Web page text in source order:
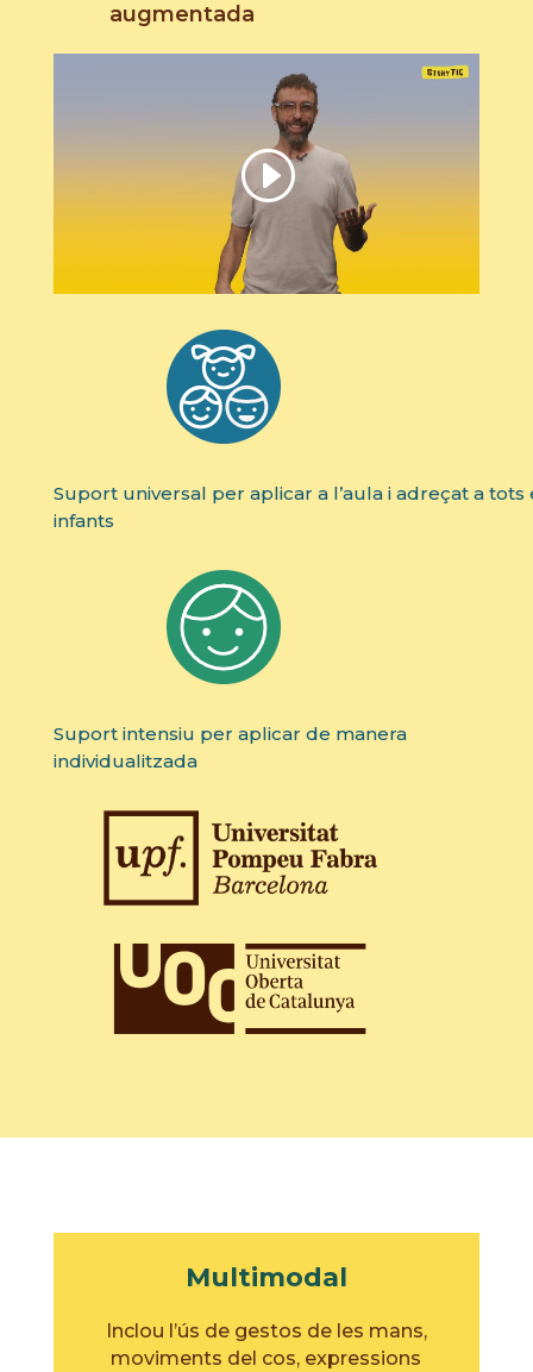
augmentada
Suport universal per aplicar a l’aula i adreçat a tots
infants
Suport intensiu per aplicar de manera
individualitzada
Multimodal
Inclou l’ús de gestos de les mans,
moviments del cos, expressions